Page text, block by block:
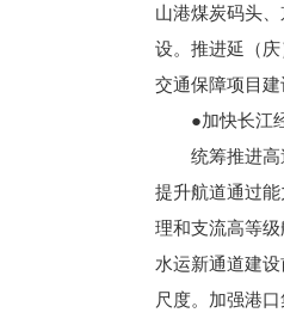
山港煤炭码头
设。推进延（
交通保障项目建
●加快长江
统筹推进高
提升航道通过
理和支流高等
水运新通道建
尺度。加强港